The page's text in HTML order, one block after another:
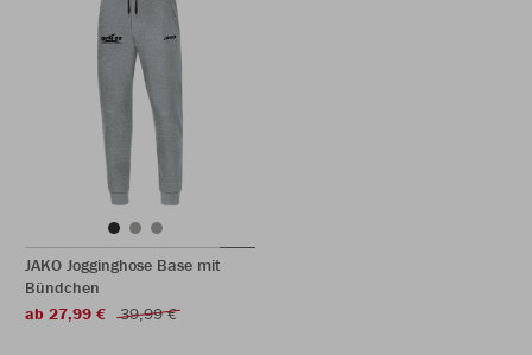
JAKO Jogginghose Base mit
Bündchen
ab 27,99 €
39,99 €